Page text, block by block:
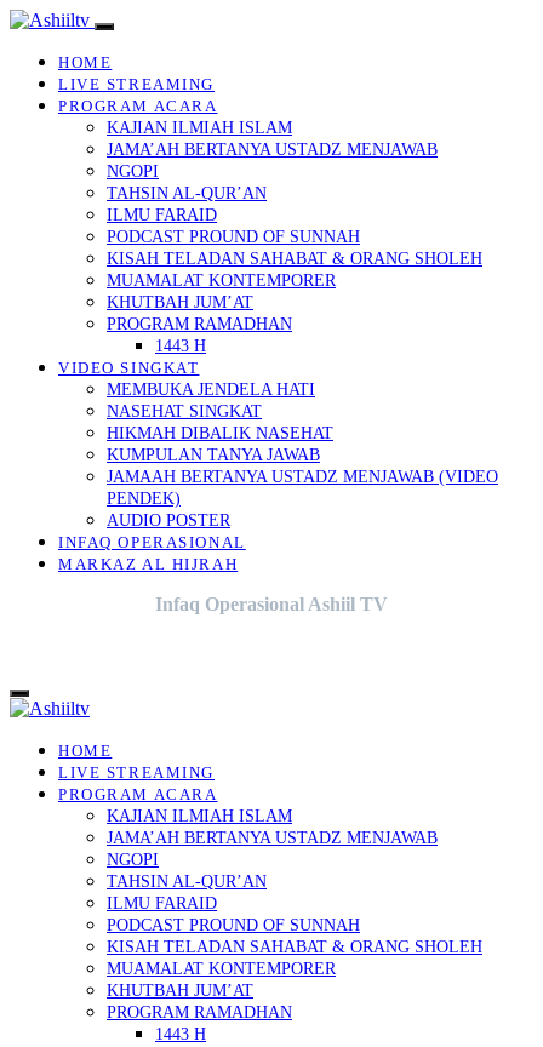
HOME
LIVE STREAMING
PROGRAM ACARA
KAJIAN ILMIAH ISLAM
JAMA’AH BERTANYA USTADZ MENJAWAB
NGOPI
TAHSIN AL-QUR’AN
ILMU FARAID
PODCAST PROUND OF SUNNAH
KISAH TELADAN SAHABAT & ORANG SHOLEH
MUAMALAT KONTEMPORER
KHUTBAH JUM’AT
PROGRAM RAMADHAN
1443 H
VIDEO SINGKAT
MEMBUKA JENDELA HATI
NASEHAT SINGKAT
HIKMAH DIBALIK NASEHAT
KUMPULAN TANYA JAWAB
JAMAAH BERTANYA USTADZ MENJAWAB (VIDEO
PENDEK)
AUDIO POSTER
INFAQ OPERASIONAL
MARKAZ AL HIJRAH
Infaq Operasional Ashiil TV
HOME
LIVE STREAMING
PROGRAM ACARA
KAJIAN ILMIAH ISLAM
JAMA’AH BERTANYA USTADZ MENJAWAB
NGOPI
TAHSIN AL-QUR’AN
ILMU FARAID
PODCAST PROUND OF SUNNAH
KISAH TELADAN SAHABAT & ORANG SHOLEH
MUAMALAT KONTEMPORER
KHUTBAH JUM’AT
PROGRAM RAMADHAN
1443 H